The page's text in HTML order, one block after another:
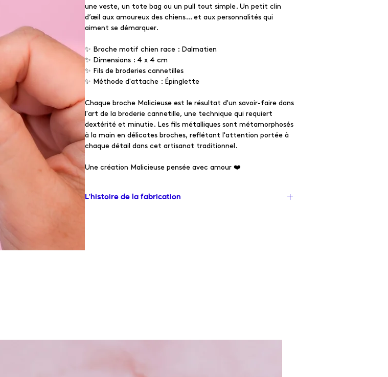
une veste, un tote bag ou un pull tout simple. Un petit clin
d’œil aux amoureux des chiens… et aux personnalités qui
aiment se démarquer.
✨ Broche motif chien race : Dalmatien
✨ Dimensions : 4 x 4 cm
✨ Fils de broderies cannetilles
✨ Méthode d'attache : Épinglette
Chaque broche Malicieuse est le résultat d'un savoir-faire dans
l'art de la broderie cannetille, une technique qui requiert
dextérité et minutie. Les fils métalliques sont métamorphosés
à la main en délicates broches, reflétant l'attention portée à
chaque détail dans cet artisanat traditionnel.
Une création Malicieuse pensée avec amour ❤️
L'histoire de la fabrication
les teintes.